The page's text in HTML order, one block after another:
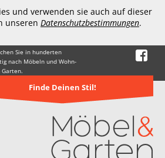
und verwenden sie auch auf dieser
unseren Datenschutzbestimmungen.
Sie in hunderten
nach Möbeln und Wohn-
Garten.
Finde Deinen Stil!